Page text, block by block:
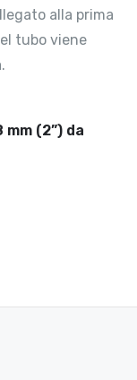
alla prima
tubo viene
(2”) da